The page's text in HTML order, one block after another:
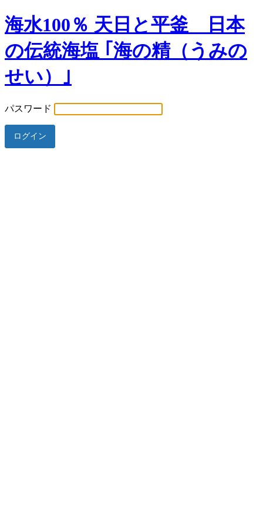
海水100％ 天日と平釜 日本
の伝統海塩 ｢海の精（うみの
せい）｣
パスワード